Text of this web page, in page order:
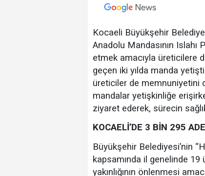
Kocaeli Büyükşehir
Anadolu Mandasının
etmek amacıyla üreticilere
geçen iki yılda manda
üreticiler de memnuniyetini
mandalar yetişkinliğe
ziyaret ederek, sürecin
KOCAELİ’DE 3 BİN 295
Büyükşehir Belediyesi’nin
kapsamında il genelinde 19
yakınlığının önlenmesi